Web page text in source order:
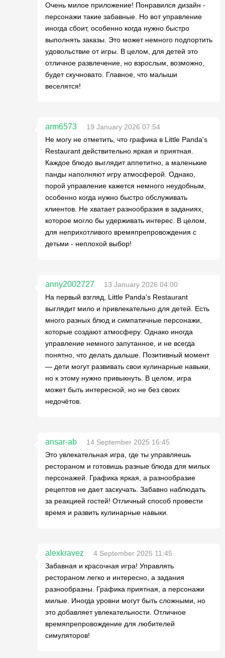
Очень милое приложение! Понравился дизайн -
персонажи такие забавные. Но вот управление
иногда сбоит, особенно когда нужно быстро
выполнять заказы. Это может немного подпортить
удовольствие от игры. В целом, для детей это
отличное развлечение, но взрослым, возможно,
будет скучновато. Главное, что малыши
веселятся!
arm6573
19 January 2026 07:54
Не могу не отметить, что графика в Little Panda's
Restaurant действительно яркая и приятная.
Каждое блюдо выглядит аппетитно, а маленькие
панды наполняют игру атмосферой. Однако,
порой управление кажется немного неудобным,
особенно когда нужно быстро обслуживать
клиентов. Не хватает разнообразия в заданиях,
которое могло бы удерживать интерес. В целом,
для неприхотливого времяпрепровождения с
детьми - неплохой выбор!
anny2002727
13 January 2026 04:00
На первый взгляд, Little Panda's Restaurant
выглядит мило и привлекательно для детей. Есть
много разных блюд и симпатичные персонажи,
которые создают атмосферу. Однако иногда
управление немного запутанное, и не всегда
понятно, что делать дальше. Позитивный момент
— дети могут развивать свои кулинарные навыки,
но к этому нужно привыкнуть. В целом, игра
может быть интересной, но не без своих
недочётов.
ansar-ab
14 September 2025 16:45
Это увлекательная игра, где ты управляешь
рестораном и готовишь разные блюда для милых
персонажей. Графика яркая, а разнообразие
рецептов не дает заскучать. Забавно наблюдать
за реакцией гостей! Отличный способ провести
время и развить кулинарные навыки.
alexkravez
4 September 2025 11:45
Забавная и красочная игра! Управлять
рестораном легко и интересно, а задания
разнообразны. Графика приятная, а персонажи
милые. Иногда уровни могут быть сложными, но
это добавляет увлекательности. Отличное
времяпрепровождение для любителей
симуляторов!